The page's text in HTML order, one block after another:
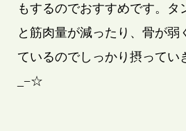
もするのでおすすめです。タ
と筋肉量が減ったり、骨が弱
ているのでしっかり摂ってい
_−☆